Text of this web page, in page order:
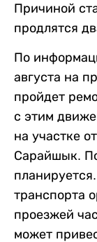
Причиной
продлятся
По
августа на
пройдет
с этим
на участке
Сарайшык.
транспорта
проезжей
может